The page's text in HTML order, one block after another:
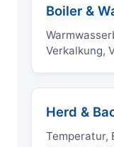
Boiler &
Verkalkung,
Herd &
Temperatur,